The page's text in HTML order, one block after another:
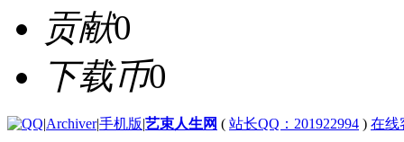
贡献0
下载币0
|Archiver|手机版|艺束人生网 ( 站长QQ：201922994 ) 在线